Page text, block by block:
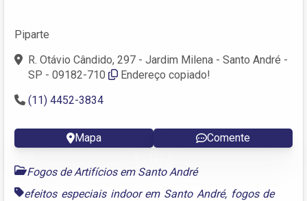
Piparte
R. Otávio Cândido, 297 - Jardim Milena - Santo André -
SP - 09182-710
Endereço copiado!
(11) 4452-3834
Mapa Comente
Fogos de Artifícios em Santo André
efeitos especiais indoor em Santo André, fogos de